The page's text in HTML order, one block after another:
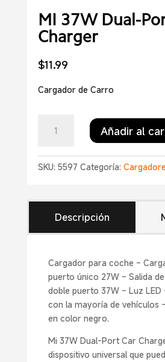
MI 37W Dual-
Charger
$11.99
Cargador de Carro
Port
cantidad
Añadir al
SKU: 5597 Categoría:
Descripción
Cargador para coche –
puerto único 27W – Salida
doble puerto 37W – Luz LED
con la mayoría de vehículos
en color negro.
Mi 37W Dual-Port Car
dispositivo universal que